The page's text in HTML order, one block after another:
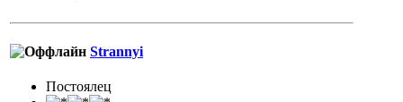
Strannyi
Постоялец